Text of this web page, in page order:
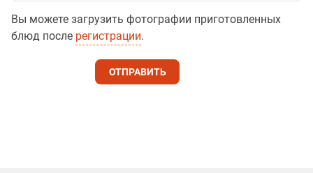
Вы можете загрузить фотографии приготовленных
блюд после регистрации.
ОТПРАВИТЬ